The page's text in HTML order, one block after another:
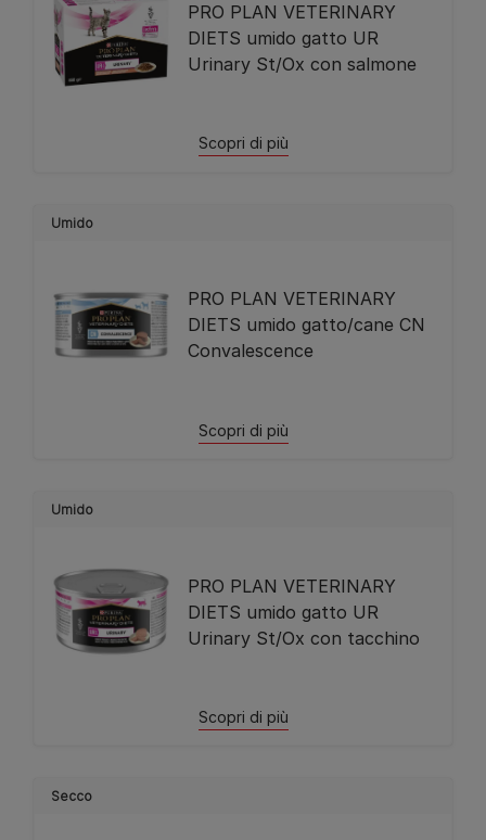
PRO PLAN VETERINARY
DIETS umido gatto UR
Urinary St/Ox con salmone
Scopri di più
Umido
PRO PLAN VETERINARY
DIETS umido gatto/cane CN
Convalescence
Scopri di più
Umido
PRO PLAN VETERINARY
DIETS umido gatto UR
Urinary St/Ox con tacchino
Scopri di più
Secco